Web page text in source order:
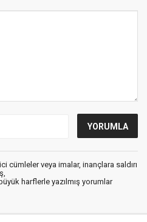
cümleler veya imalar, inançlara saldırı
harflerle yazılmış yorumlar